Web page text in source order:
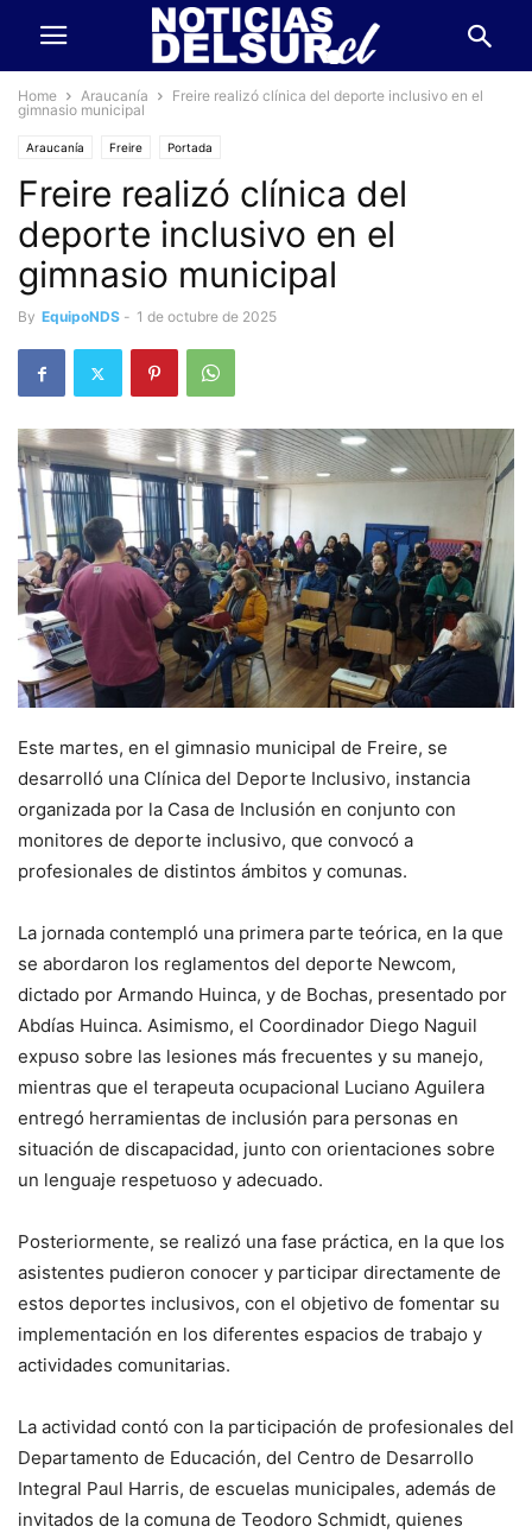
Home Araucanía
Freire realizó clínica del deporte inclusivo en el
gimnasio municipal
Araucanía Freire Portada
Freire realizó clínica del
deporte inclusivo en el
gimnasio municipal
By EquipoNDS - 1 de octubre de 2025
Este martes, en el gimnasio municipal de Freire, se
desarrolló una Clínica del Deporte Inclusivo, instancia
organizada por la Casa de Inclusión en conjunto con
monitores de deporte inclusivo, que convocó a
profesionales de distintos ámbitos y comunas.
La jornada contempló una primera parte teórica, en la que
se abordaron los reglamentos del deporte Newcom,
dictado por Armando Huinca, y de Bochas, presentado por
Abdías Huinca. Asimismo, el Coordinador Diego Naguil
expuso sobre las lesiones más frecuentes y su manejo,
mientras que el terapeuta ocupacional Luciano Aguilera
entregó herramientas de inclusión para personas en
situación de discapacidad, junto con orientaciones sobre
un lenguaje respetuoso y adecuado.
Posteriormente, se realizó una fase práctica, en la que los
asistentes pudieron conocer y participar directamente de
estos deportes inclusivos, con el objetivo de fomentar su
implementación en los diferentes espacios de trabajo y
actividades comunitarias.
La actividad contó con la participación de profesionales del
Departamento de Educación, del Centro de Desarrollo
Integral Paul Harris, de escuelas municipales, además de
invitados de la comuna de Teodoro Schmidt, quienes